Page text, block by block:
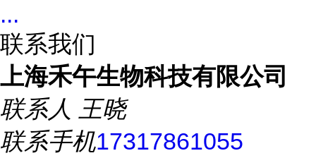
...
联系我们
上海禾午生物科技有限公司
联系人 王晓
联系手机17317861055